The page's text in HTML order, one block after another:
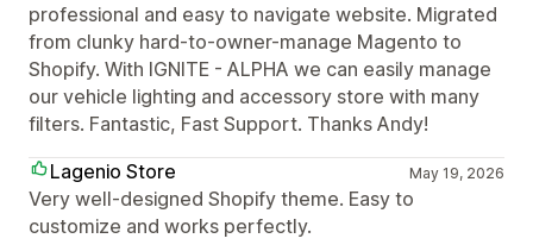
professional and easy to navigate website. Migrated
from clunky hard-to-owner-manage Magento to
Shopify. With IGNITE - ALPHA we can easily manage
our vehicle lighting and accessory store with many
filters. Fantastic, Fast Support. Thanks Andy!
Lagenio Store
May 19, 2026
Very well-designed Shopify theme. Easy to
customize and works perfectly.